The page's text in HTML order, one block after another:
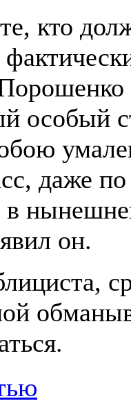
кто
особый
даже
в
он.